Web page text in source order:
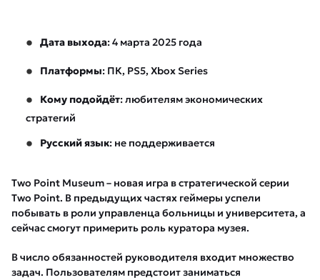
Дата выхода: 4 марта 2025 года
Платформы: ПК, PS5, Xbox Series
Кому подойдёт: любителям экономических
стратегий
Русский язык: не поддерживается
Two Point Museum – новая игра в стратегической серии
Two Point. В предыдущих частях геймеры успели
побывать в роли управленца больницы и университета, а
сейчас смогут примерить роль куратора музея.
В число обязанностей руководителя входит множество
задач. Пользователям предстоит заниматься